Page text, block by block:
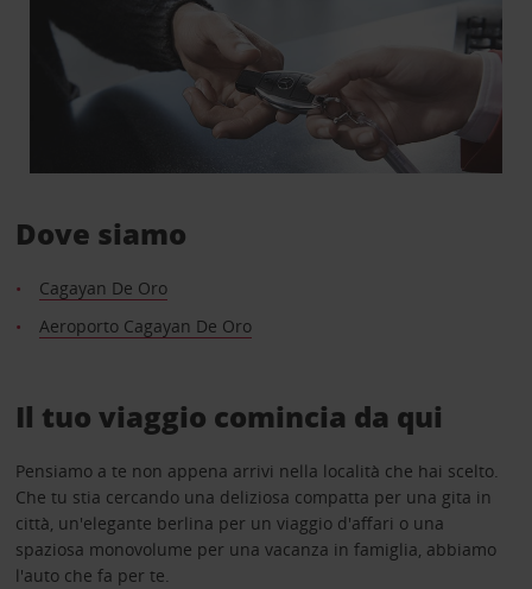
Dove siamo
Cagayan De Oro
Aeroporto Cagayan De Oro
Il tuo viaggio comincia da qui
Pensiamo a te non appena arrivi nella località che hai scelto.
Che tu stia cercando una deliziosa compatta per una gita in
città, un'elegante berlina per un viaggio d'affari o una
spaziosa monovolume per una vacanza in famiglia, abbiamo
l'auto che fa per te.